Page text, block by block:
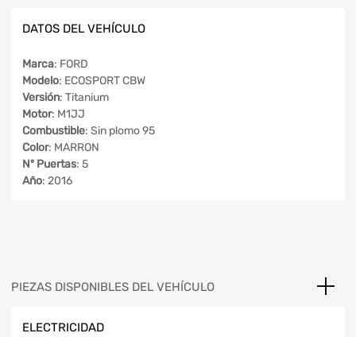
DATOS DEL VEHÍCULO
Marca: FORD
Modelo: ECOSPORT CBW
Versión: Titanium
Motor: M1JJ
Combustible: Sin plomo 95
Color: MARRON
Nº Puertas: 5
Año: 2016
PIEZAS DISPONIBLES DEL VEHÍCULO
ELECTRICIDAD